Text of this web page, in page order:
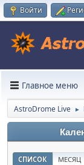
Войти
Главное меню
AstroDrome Live ►
СПИСОК МЕСЯЦ